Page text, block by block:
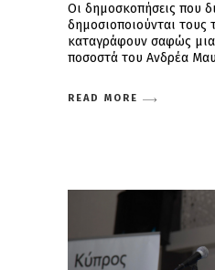
Οι δημοσκοπήσεις που
δημοσιοποιούνται τους
καταγράφουν σαφώς
ποσοστά του Ανδρέα
READ MORE